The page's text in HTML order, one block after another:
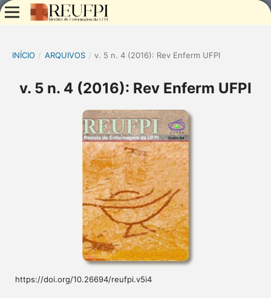
INÍCIO / ARQUIVOS / v. 5 n. 4 (2016): Rev Enferm UFPI
v. 5 n. 4 (2016): Rev Enferm UFPI
https://doi.org/10.26694/reufpi.v5i4